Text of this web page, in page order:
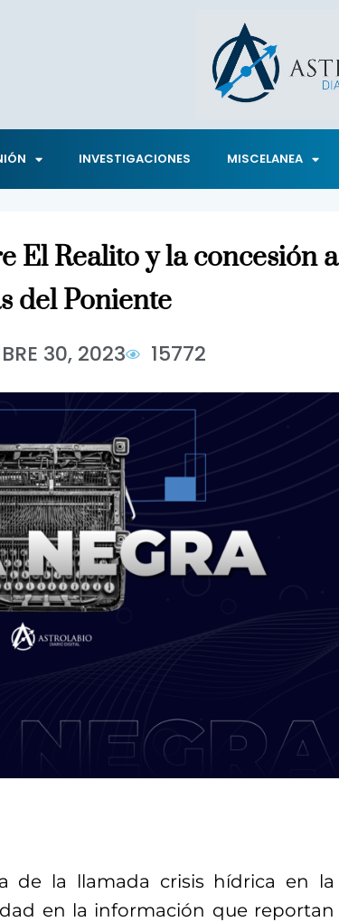
INVESTIGACIONES MISCELANEA
El Realito y la concesión a
del Poniente
30, 2023 15772
de la llamada crisis hídrica en la
en la información que reportan